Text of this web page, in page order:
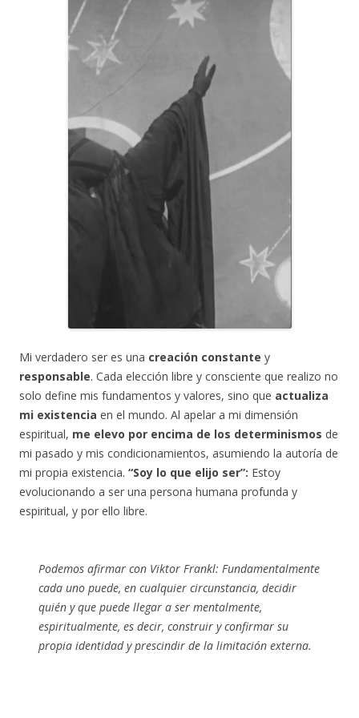
Mi verdadero ser es una creación constante y
responsable. Cada elección libre y consciente que realizo no
solo define mis fundamentos y valores, sino que actualiza
mi existencia en el mundo. Al apelar a mi dimensión
espiritual, me elevo por encima de los determinismos de
mi pasado y mis condicionamientos, asumiendo la autoría de
mi propia existencia. “Soy lo que elijo ser”: Estoy
evolucionando a ser una persona humana profunda y
espiritual, y por ello libre.
Podemos afirmar con Viktor Frankl: Fundamentalmente
cada uno puede, en cualquier circunstancia, decidir
quién y que puede llegar a ser mentalmente,
espiritualmente, es decir, construir y confirmar su
propia identidad y prescindir de la limitación externa.